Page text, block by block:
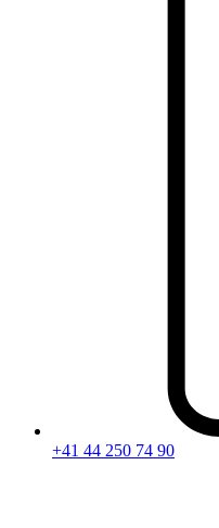
+41 44 250 74 90